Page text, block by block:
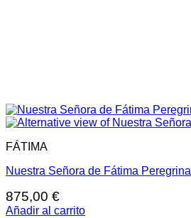
FÁTIMA
Nuestra Señora de Fátima Peregrina
875,00 €
Añadir al carrito